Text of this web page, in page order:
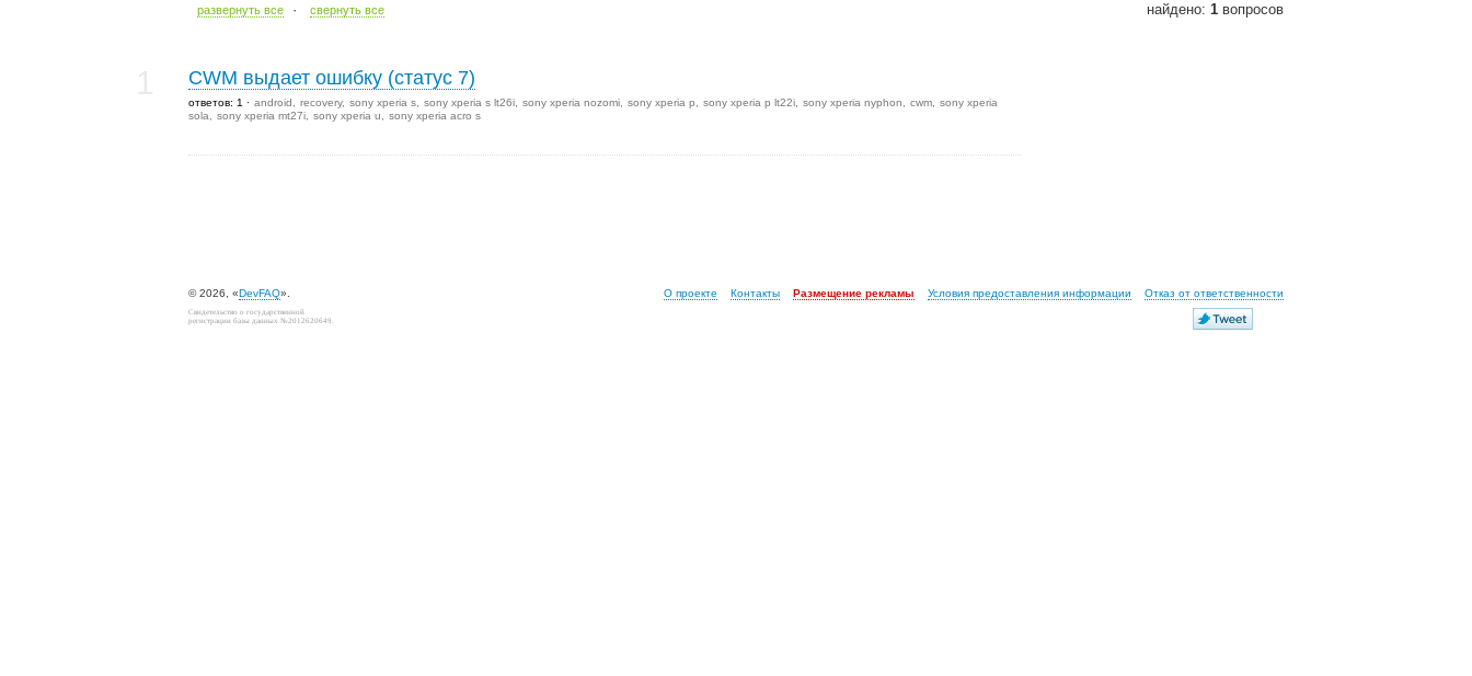
развернуть все · cвернуть все найдено: 1 вопросов
CWM выдает ошибку (статус 7)
ответов: 1 android recovery sony xperia s sony xperia s lt26i sony xperia nozomi sony xperia p sony xperia p lt22i sony xperia nyphon cwm
sony xperia
sola
sony xperia mt27i sony xperia u sony xperia acro s
© 2026, «DevFAQ». О проекте Контакты Размещение рекламы Условия предоставления информации Отказ от ответственности
Свидетельство о государственной
регистрации базы данных №2012620649.